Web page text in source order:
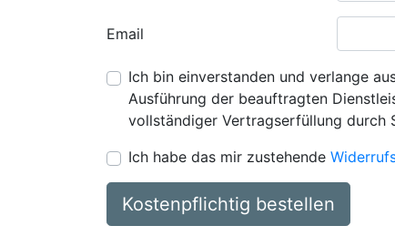
Email
Ich bin einverstanden und verlange
Ausführung der beauftragten
vollständiger Vertragserfüllung durch
Ich habe das mir zustehende
Kostenpflichtig bestellen